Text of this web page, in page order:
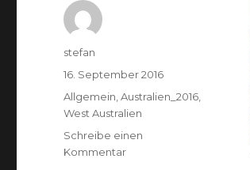
Autor
stefan
Veröffentlicht
am
16. September 2016
Kategorien
Allgemein,Australien_2016,
West Australien
Schreibe einen
Kommentarzu